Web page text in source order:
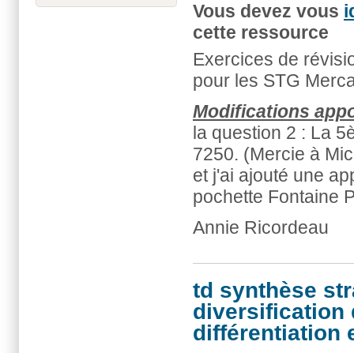
Vous devez vous
cette ressource
Exercices de
pour les STG
Modifications
la question 2 : La
7250. (Mercie à
et j'ai ajouté une
pochette Fontaine
Annie Ricordeau
td synthèse
diversification
différentiation